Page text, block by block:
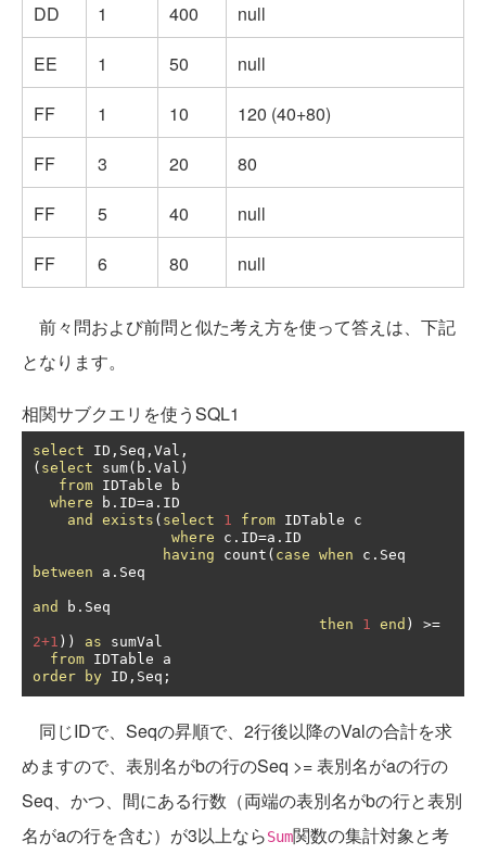
DD
1 400
null
EE
1 50
null
FF
1 10
120 (40+80)
FF
3 20
80
FF
5 40
null
FF
6 80 null
前々問および前問と似た考え方を使って答えは、下記
となります。
相関サブクエリを使うSQL1
select ID , Seq , Val ,
( select sum( b . Val )
from IDTable b
where b . ID=a . ID
and
exists ( select 1 from IDTable c
where c . ID=a . ID
having count ( case when c .
between a . Seq
and b . Seq
then
1 end )
>=
2+1 )) as sumVal
from
order
by ID , Seq ;
同じIDで、Seqの昇順で、2行後以降のValの合計を求
めますので、表別名がbの行のSeq >= 表別名がaの行の
Seq、かつ、間にある行数（両端の表別名がbの行と表別
名がaの行を含む）が3以上ならSum関数の集計対象と考